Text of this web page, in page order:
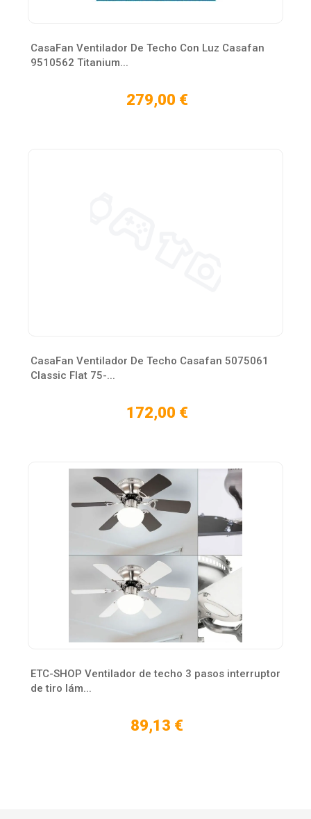
CasaFan Ventilador De Techo Con Luz Casafan
9510562 Titanium...
279,00 €
CasaFan Ventilador De Techo Casafan 5075061
Classic Flat 75-...
172,00 €
ETC-SHOP Ventilador de techo 3 pasos interruptor
de tiro lám...
89,13 €